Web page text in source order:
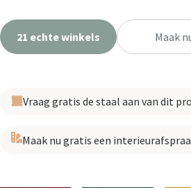
21 echte winkels Maak
Vraag gratis de staal aan van dit
Maak nu gratis een